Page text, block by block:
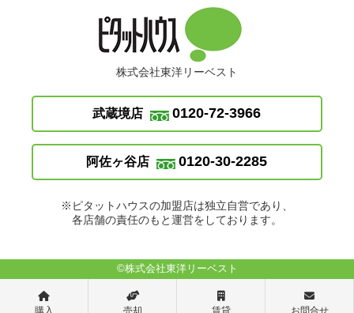
株式会社東洋リーベスト
武蔵境店 0120-72-3966
阿佐ヶ谷店 0120-30-2285
※ピタットハウスの加盟店は独立自営であり、
各店舗の責任のもと運営をしております。
©株式会社東洋リーベスト
購入 売却 賃貸 お問合せ